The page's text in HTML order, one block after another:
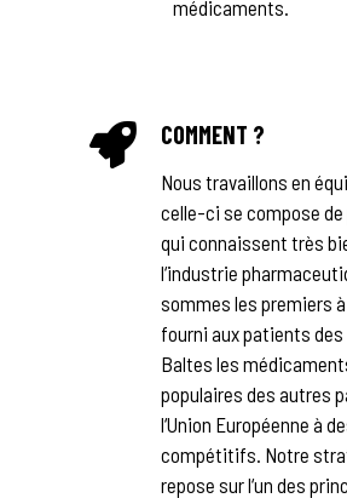
médicaments.
COMMENT ?
Nous travaillons en
celle-ci se compose
qui connaissent très
l‘industrie
sommes les premiers
fourni aux patients des
Baltes les
populaires des autres
l‘Union Européenne à
compétitifs. Notre
repose sur l‘un des